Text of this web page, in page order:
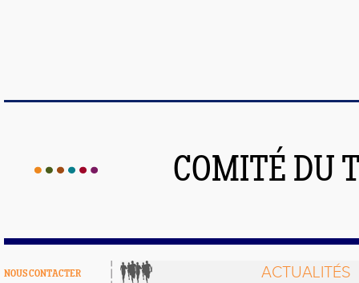
COMITÉ DU
NOUS CONTACTER ACTUALITÉS